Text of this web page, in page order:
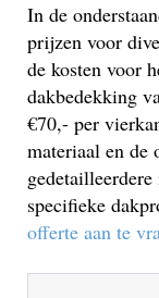
In de
prijzen voor
de kosten voor
dakbedekking
€70,- per
materiaal en de
specifieke
offerte aan te